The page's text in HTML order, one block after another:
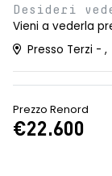
Desideri
Vieni a vederla
Presso Terzi - ,
Prezzo Renord
€22.600